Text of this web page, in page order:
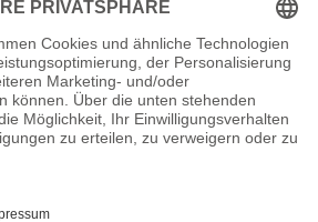
Elektro- u. Elektronikgeräten
Batterieentsorgung
Echtheit von Kundenbewertungen